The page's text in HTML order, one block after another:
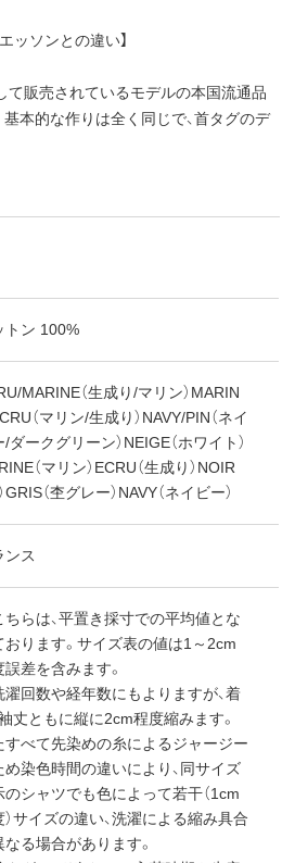
エッソンとの違い】
て販売されているモデルの本国流通品
基本的な作りは全く同じで、首タグのデ
トン 100%
MARINE（生成り/マリン）MARIN
（マリン/生成り）NAVY/PIN（ネイ
/ダークグリーン）NEIGE（ホワイト）
（マリン）ECRU（生成り）NOIR
GRIS（杢グレー）NAVY（ネイビー）
ンス
らは、平置き採寸での平均値とな
おります。サイズ表の値は1～2cm
誤差を含みます。
回数や経年数にもよりますが、着
袖丈ともに縦に2cm程度縮みます。
すべて先染めの糸によるジャージー
め染色時間の違いにより、同サイズ
のシャツでも色によって若干（1cm
）サイズの違い、洗濯による縮み具合
なる場合があります。